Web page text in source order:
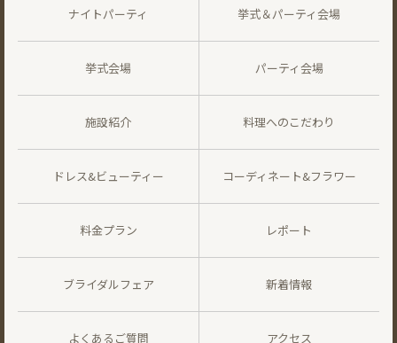
ナイトパーティ 挙式＆パーティ会場
挙式会場 パーティ会場
施設紹介 料理へのこだわり
ドレス&ビューティー コーディネート&フラワー
料金プラン レポート
ブライダルフェア 新着情報
よくあるご質問 アクセス